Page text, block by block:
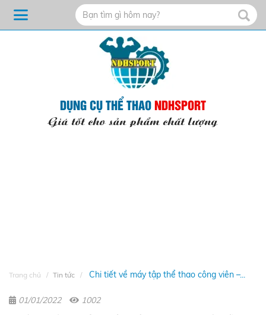
DỤNG CỤ THỂ THAONDHSPORT
Giá tốt cho sản phẩm chất lượng
Trang chủ Tin tức Chi tiết về máy tập thể thao công viên –...
01/01/2022 1002